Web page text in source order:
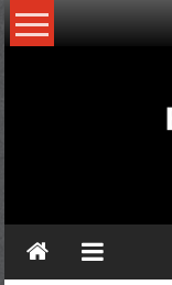
Lompat
ke
NEWS